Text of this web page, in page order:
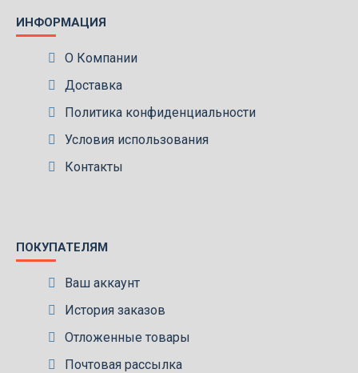
ИНФОРМАЦИЯ
О Компании
Доставка
Политика конфиденциальности
Условия использования
Контакты
ПОКУПАТЕЛЯМ
Ваш аккаунт
История заказов
Отложенные товары
Почтовая рассылка